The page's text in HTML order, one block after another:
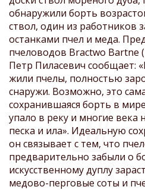
обнаружили борть
ствол, один из работников
останками пчел и меда.
пчеловодов Bractwo Bartne
Петр Пиласевич сообщает:
жили пчелы, полностью
снаружи. Возможно, это
сохранившаяся борть в
упало в реку и многие века
песка и ила». Идеальную
он связывает с тем, что
предварительно забыли о
искусственному дуплу
медово-перговые соты и